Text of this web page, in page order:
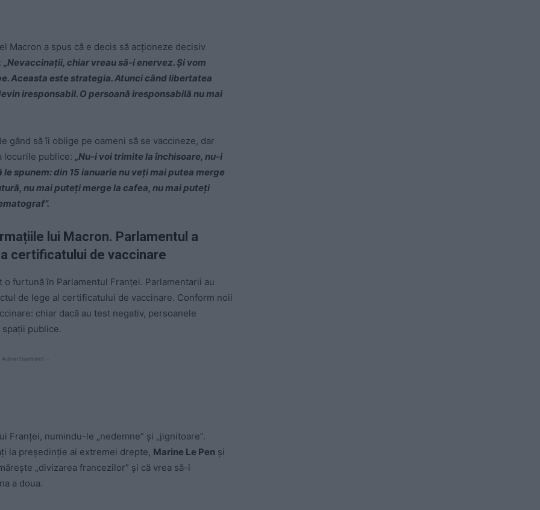
Macron a spus că e decis să acționeze decisiv
„Nevaccinații, chiar vreau să-i enervez. Și vom
Aceasta este strategia. Atunci când libertatea
iresponsabil. O persoană iresponsabilă nu mai
gând să îi oblige pe oameni să se vaccineze, dar
locurile publice: „Nu-i voi trimite la închisoare, nu-i
spunem: din 15 ianuarie nu veți mai putea merge
nu mai puteți merge la cafea, nu mai puteți
lui Macron. Parlamentul a
certificatului de vaccinare
furtună în Parlamentul Franței. Parlamentarii au
de lege al certificatului de vaccinare. Conform noii
chiar dacă au test negativ, persoanele
publice.
Advertisement -
numindu-le „nedemne” și „jignitoare”.
la președinție ai extremei drepte, Marine Le Pen și
„divizarea francezilor” și că vrea să-i
a doua.